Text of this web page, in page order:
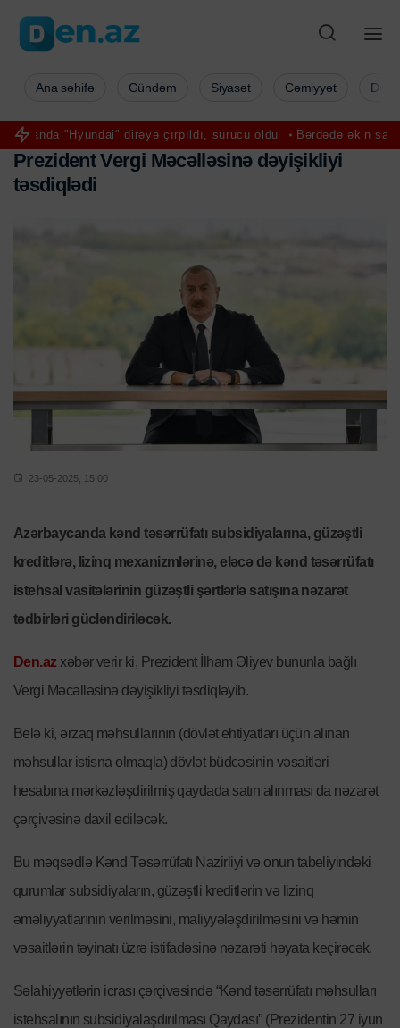
dirəyə çırpıldı, sürücü öldü Bərdədə əkin sahəsindən qadın
Ana səhifə Gündəm Siyasət Cəmiyyət
Prezident Vergi Məcəlləsinə dəyişikliyi
təsdiqlədi
23-05-2025, 15:00
Azərbaycanda kənd təsərrüfatı subsidiyalarına, güzəştli
kreditlərə, lizinq mexanizmlərinə, eləcə də kənd təsərrüfatı
istehsal vasitələrinin güzəştli şərtlərlə satışına nəzarət
tədbirləri gücləndiriləcək.
Den.az xəbər verir ki, Prezident İlham Əliyev bununla bağlı
Vergi Məcəlləsinə dəyişikliyi təsdiqləyib.
Belə ki, ərzaq məhsullarının (dövlət ehtiyatları üçün alınan
məhsullar istisna olmaqla) dövlət büdcəsinin vəsaitləri
hesabına mərkəzləşdirilmiş qaydada satın alınması da nəzarət
çərçivəsinə daxil ediləcək.
Bu məqsədlə Kənd Təsərrüfatı Nazirliyi və onun tabeliyindəki
qurumlar subsidiyaların, güzəştli kreditlərin və lizinq
əməliyyatlarının verilməsini, maliyyələşdirilməsini və həmin
vəsaitlərin təyinatı üzrə istifadəsinə nəzarəti həyata keçirəcək.
Səlahiyyətlərin icrası çərçivəsində “Kənd təsərrüfatı məhsulları
istehsalının subsidiyalaşdırılması Qaydası” (Prezidentin 27 iyun